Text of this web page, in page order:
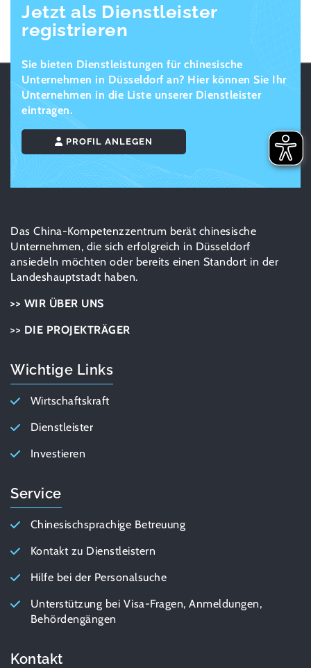
Jetzt als Dienstleister
registrieren
Sie bieten Dienstleistungen für chinesische
Unternehmen in Düsseldorf an? Hier können Sie Ihr
Unternehmen in die Liste unserer Dienstleister
eintragen.
PROFIL ANLEGEN
Das China-Kompetenzzentrum berät chinesische
Unternehmen, die sich erfolgreich in Düsseldorf
ansiedeln möchten oder bereits einen Standort in der
Landeshauptstadt haben.
>> WIR ÜBER UNS
>> DIE PROJEKTRÄGER
Wichtige Links
Wirtschaftskraft
Dienstleister
Investieren
Service
Chinesischsprachige Betreuung
Kontakt zu Dienstleistern
Hilfe bei der Personalsuche
Unterstützung bei Visa-Fragen, Anmeldungen,
Behördengängen
Kontakt